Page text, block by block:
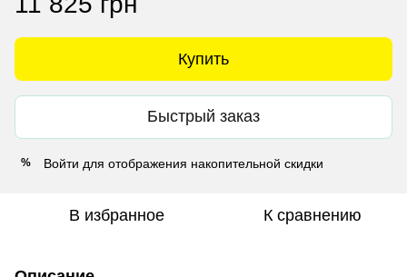
Купить
Быстрый заказ
% Войти для отображения накопительной скидки
В избранное К сравнению